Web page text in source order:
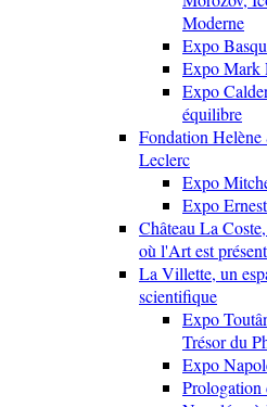
Moderne
Expo
Expo Mark
Expo
équilibre
Fondation
Leclerc
Expo
Expo
Château La
où l'Art est
La Villette, un
scientifique
Expo
Trésor du
Expo